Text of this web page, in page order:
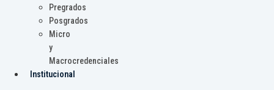
Pregrados
Posgrados
Micro
y
Macrocredenciales
Institucional